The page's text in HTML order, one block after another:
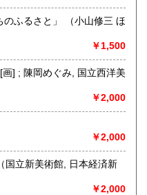
軽にお尋ねください。
取も行っておりますので、
メトロ半蔵門線 JR総武線
御茶ノ水駅徒歩9分
ら18時まで
業日:12月28日から1月4日)
のフォーマットからご連
」 （小山修三 ほ
￥1,500
￥2,000
￥2,000
￥2,000